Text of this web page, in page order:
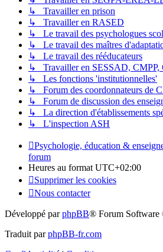
↳ Travailler en prison
↳ Travailler en RASED
↳ Le travail des psychologues
↳ Le travail des maîtres
↳ Le travail des rééducateurs
↳ Travailler en SESSAD, CMPP,
↳ Les fonctions 'institutionnelles'
↳ Forum des coordonnateurs de
↳ Forum de discussion des
↳ La direction d'établissements
↳ L'inspection ASH
Psychologie, éducation &
forum
Heures au format UTC+02:00
Supprimer les cookies
Nous contacter
Développé parphpBB® Forum
Traduit parphpBB-fr.com